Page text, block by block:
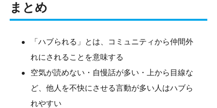
まとめ
「ハブられる」とは、コミュニティから仲間外
れにされることを意味する
空気が読めない・自慢話が多い・上から目線な
ど、他人を不快にさせる言動が多い人はハブら
れやすい